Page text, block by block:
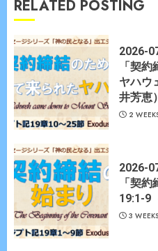
RELATED POSTING
2026-
「契
ヤハウ
井芳恵）
2
2026-
「契
19:1-9
3